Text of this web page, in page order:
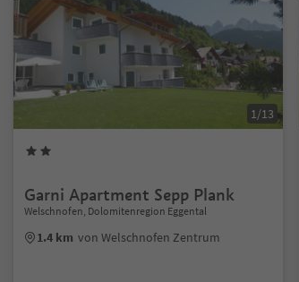
1/13
Garni Apartment Sepp Plank
Welschnofen, Dolomitenregion Eggental
1.4 km von Welschnofen Zentrum